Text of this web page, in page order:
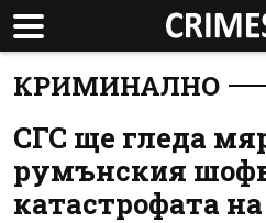
КРИМИНАЛНО
СГС ще гледа
румънския
катастрофата